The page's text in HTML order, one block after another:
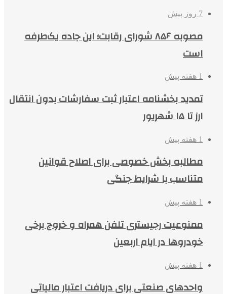
7 روز پیش
مصوبه ۸۵۶ شورای رقابت؛ این جاده یک‌طرفه
است
1 هفته پیش
تمدید بخشنامه اعتبار ثبت سفارشات بدون انتقال
ارز تا ۱۵ شهریور
1 هفته پیش
مطالبه بخش خصوصی برای اصلاح قوانین
متناسب با شرایط جنگی
1 هفته پیش
ممنوعیت رجیستری تلفن همراه و خروج برخی
خودروها در ایام اربعین
1 هفته پیش
واحدهای صنعتی برای دریافت اعتبار مالیاتی